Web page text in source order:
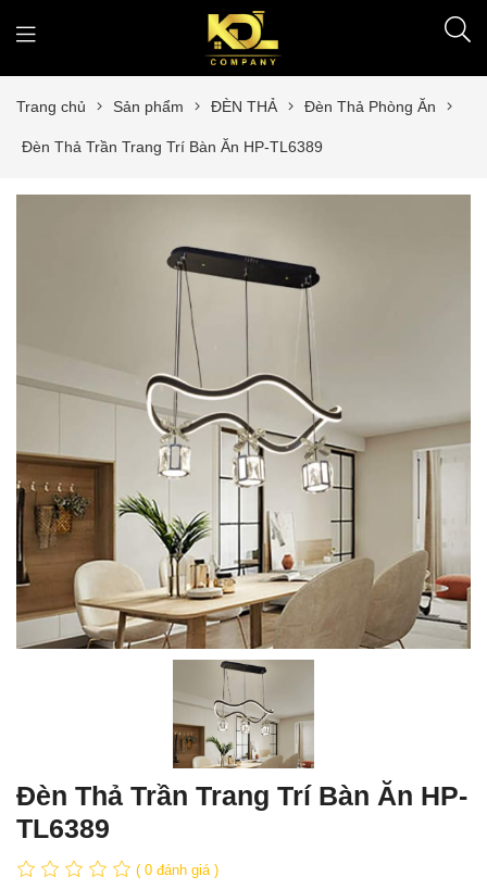
Trang chủ Sản phẩm ĐÈN THẢ Đèn Thả Phòng Ăn
Đèn Thả Trần Trang Trí Bàn Ăn HP-TL6389
Đèn Thả Trần Trang Trí Bàn Ăn HP-
TL6389
( 0 đánh giá )